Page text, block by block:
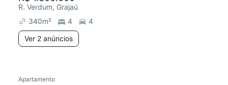
R. Verdum, Grajaú
340m² 4
4
Ver 2 anúncios
Apartamento